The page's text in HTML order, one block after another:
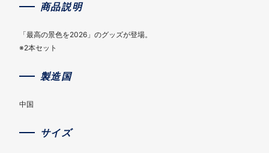
商品説明
「最高の景色を2026」のグッズが登場。
※2本セット
製造国
中国
サイズ